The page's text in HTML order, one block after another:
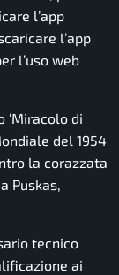
l’app
l’app
l’uso web
di
del 1954
la corazzata
Puskas,
tecnico
ai